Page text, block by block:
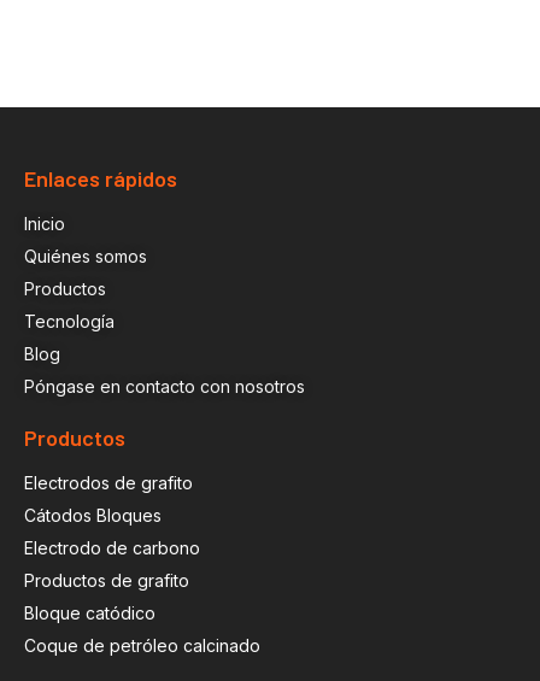
Enlaces rápidos
Inicio
Quiénes somos
Productos
Tecnología
Blog
Póngase en contacto con nosotros
Productos
Electrodos de grafito
Cátodos Bloques
Electrodo de carbono
Productos de grafito
Bloque catódico
Coque de petróleo calcinado